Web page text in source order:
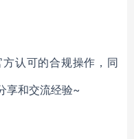
认可的合规操作，同
享和交流经验~